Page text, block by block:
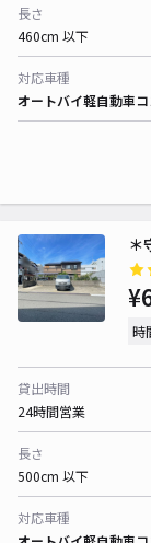
長さ
460cm 以下
対応車種
オートバイ軽自動車
＊
時
貸出時間
24時間営業
長さ
500cm 以下
対応車種